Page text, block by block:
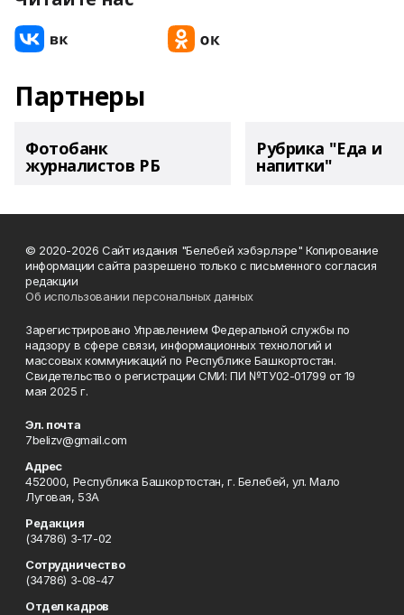
Партнеры
Фотобанк
журналистов РБ
Рубрика "Еда и
напитки"
© 2020-2026 Сайт издания "Белебей хэбэрлэре" Копирование
информации сайта разрешено только с письменного согласия
редакции
Об использовании персональных данных
Зарегистрировано Управлением Федеральной службы по
надзору в сфере связи, информационных технологий и
массовых коммуникаций по Республике Башкортостан.
Свидетельство о регистрации СМИ: ПИ №ТУ02-01799 от 19
мая 2025 г.
Эл. почта
7belizv@gmail.com
Адрес
452000, Республика Башкортостан, г. Белебей, ул. Мало
Луговая, 53А
Редакция
(34786) 3-17-02
Сотрудничество
(34786) 3-08-47
Отдел кадров